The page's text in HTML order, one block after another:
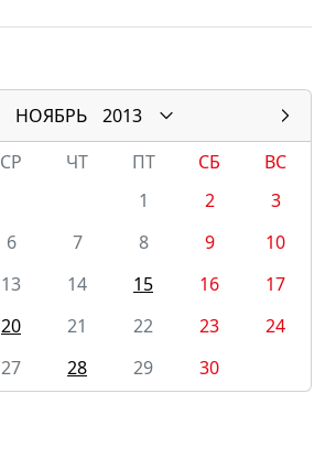
НОЯБРЬ
2013
СР ЧТ ПТ СБ
ВС
1
2
3
6 7 8 9
10
13 14 15 16
17
20 21 22 23
24
27 28 29 30